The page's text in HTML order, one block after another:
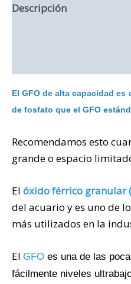
Descripción
El GFO de alta capacidad
de fosfato que el GFO
Recomendamos esto
grande o espacio
El óxido férrico granular
del acuario y es uno de
más utilizados en la
El GFO es una de las
fácilmente niveles